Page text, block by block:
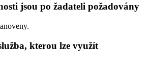
jsou po žadateli požadovány
kterou lze využít